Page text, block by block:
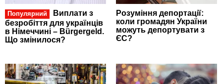
Популярний
Виплати з
безробіття для українців
в Німеччині – Bürgergeld.
Що змінилося?
Розуміння депортації:
коли громадян України
можуть депортувати з
ЄС?